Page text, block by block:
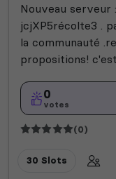
Nouveau serveur
jcjXP5récolte3 .
la communauté
propositions!
0
votes
(0)
30 Slots